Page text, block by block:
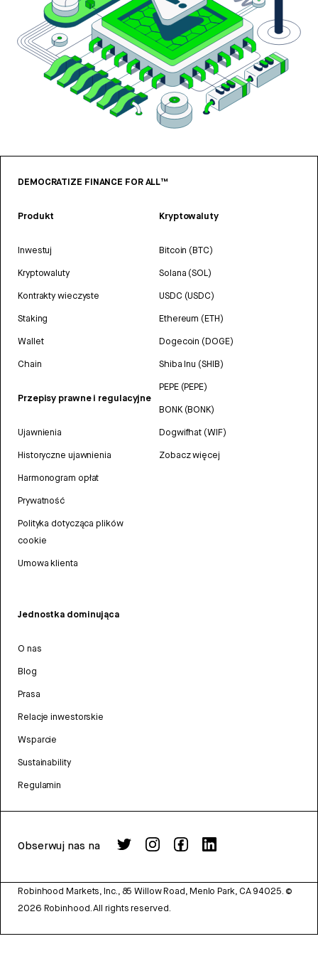
DEMOCRATIZE FINANCE FOR ALL™
Produkt
Inwestuj
Kryptowaluty
Kontrakty wieczyste
Staking
Wallet
Chain
Przepisy prawne i regulacyjne
Ujawnienia
Historyczne ujawnienia
Harmonogram opłat
Prywatność
Polityka dotycząca plików
cookie
Umowa klienta
Kryptowaluty
Bitcoin (BTC)
Solana (SOL)
USDC (USDC)
Ethereum (ETH)
Dogecoin (DOGE)
Shiba Inu (SHIB)
PEPE (PEPE)
BONK (BONK)
Dogwifhat (WIF)
Zobacz więcej
Jednostka dominująca
O nas
Blog
Prasa
Relacje inwestorskie
Wsparcie
Sustainability
Regulamin
Obserwuj nas na
Robinhood Markets, Inc., 85 Willow Road, Menlo Park, CA 94025. ©
2026 Robinhood. All rights reserved.